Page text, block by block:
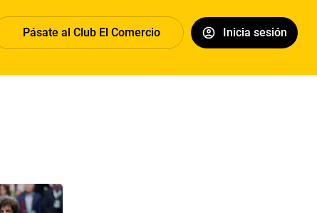
Pásate al Club El Comercio Inicia sesión